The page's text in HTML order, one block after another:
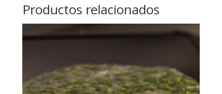
Productos relacionados